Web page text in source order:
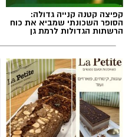
קפיצה קטנה קנייה גדולה:
הסופר השכונתי שמביא את כוח
הרשתות הגדולות לרמת גן